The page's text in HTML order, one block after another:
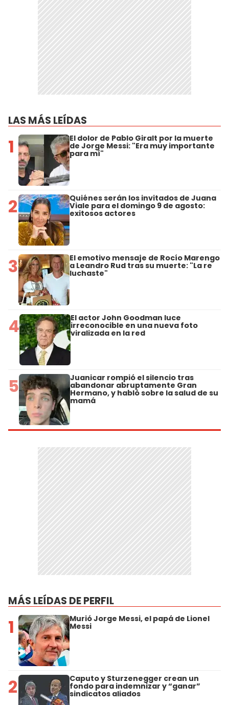
LAS MÁS LEÍDAS
1 El dolor de Pablo Giralt por la muerte
de Jorge Messi: "Era muy importante
para mí"
2 Quiénes serán los invitados de Juana
Viale para el domingo 9 de agosto:
exitosos actores
3 El emotivo mensaje de Rocío Marengo
a Leandro Rud tras su muerte: "La re
luchaste"
4 El actor John Goodman luce
irreconocible en una nueva foto
viralizada en la red
5 Juanicar rompió el silencio tras
abandonar abruptamente Gran
Hermano, y habló sobre la salud de su
mamá
MÁS LEÍDAS DE PERFIL
1 Murió Jorge Messi, el papá de Lionel
Messi
2 Caputo y Sturzenegger crean un
fondo para indemnizar y “ganar”
sindicatos aliados